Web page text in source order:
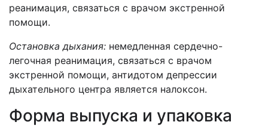
реанимация, связаться с врачом экстренной
помощи.
Остановка дыхания: немедленная сердечно-
легочная реанимация, связаться с врачом
экстренной помощи, антидотом депрессии
дыхательного центра является налоксон.
Форма выпуска и упаковка